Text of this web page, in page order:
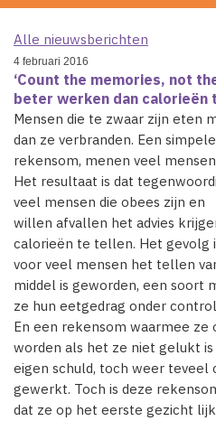
Alle nieuwsberichten
4 februari 2016
‘Count the memories, not
beter werken dan calorieën
Mensen die te zwaar zijn eten
dan ze verbranden. Een simpele
rekensom, menen veel
Het resultaat is dat
veel mensen die obees zijn en
willen afvallen het advies
calorieën te tellen. Het gevolg
voor veel mensen het tellen
middel is geworden, een soort
ze hun eetgedrag onder
En een rekensom waarmee ze
worden als het ze niet gelukt
eigen schuld, toch weer teveel
gewerkt. Toch is deze
dat ze op het eerste gezicht